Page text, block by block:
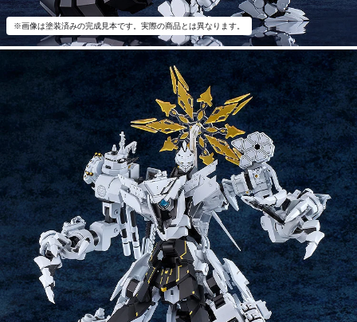
※画像は塗装済みの完成見本です。実際の商品とは異なります。